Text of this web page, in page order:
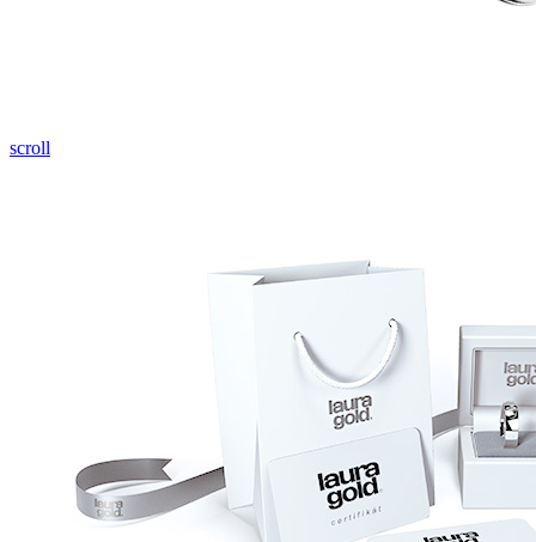
Zásnubné prstne z kolekcie Twist Elegance.
scroll